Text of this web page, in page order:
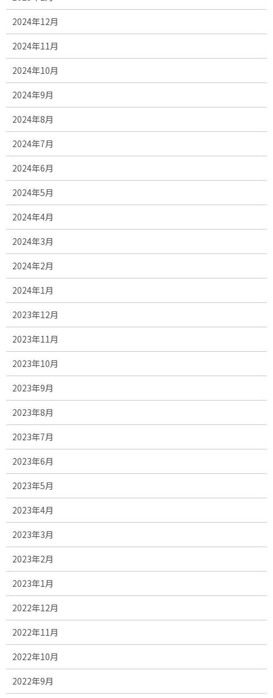
2024年12月
2024年11月
2024年10月
2024年9月
2024年8月
2024年7月
2024年6月
2024年5月
2024年4月
2024年3月
2024年2月
2024年1月
2023年12月
2023年11月
2023年10月
2023年9月
2023年8月
2023年7月
2023年6月
2023年5月
2023年4月
2023年3月
2023年2月
2023年1月
2022年12月
2022年11月
2022年10月
2022年9月